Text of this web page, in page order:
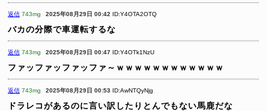
返信 743mg 2025年08月29日 00:42 ID:Y4OTA2OTQ
バカの分際で車運転するな
返信 743mg 2025年08月29日 00:47 ID:Y4OTk1NzU
ファッファッファッファ～ｗｗｗｗｗｗｗｗｗｗｗｗ
返信 743mg 2025年08月29日 00:53 ID:AwNTQyNjg
ドラレコがあるのに言い訳したりとんでもない馬鹿だな